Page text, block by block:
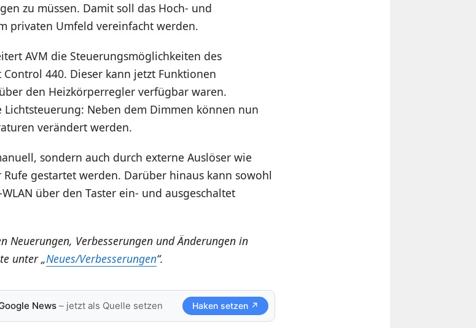
zu müssen. Damit soll das Hoch- und
privaten Umfeld vereinfacht werden.
AVM die Steuerungsmöglichkeiten des
Control 440. Dieser kann jetzt Funktionen
den Heizkörperregler verfügbar waren.
Neben dem Dimmen können nun
verändert werden.
sondern auch durch externe Auslöser wie
gestartet werden. Darüber hinaus kann sowohl
über den Taster ein- und ausgeschaltet
Neuerungen, Verbesserungen und Änderungen in
unter „Neues/Verbesserungen“.
News– jetzt als Quelle setzen Haken setzen ↗